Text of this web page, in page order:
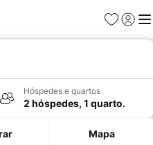
Favoritos
Iniciar
Hóspedes e quartos
2 hóspedes, 1 quarto.
Mapa